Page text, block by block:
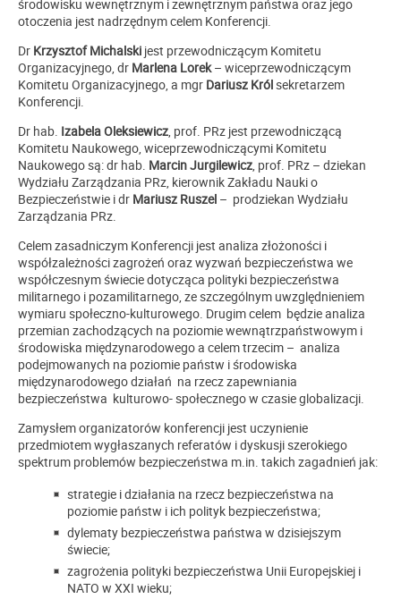
środowisku wewnętrznym i zewnętrznym państwa oraz jego
otoczenia jest nadrzędnym celem Konferencji.
Dr Krzysztof Michalski jest przewodniczącym Komitetu
Organizacyjnego, dr Marlena Lorek– wiceprzewodniczącym
Komitetu Organizacyjnego, a mgr Dariusz Królsekretarzem
Konferencji.
Dr hab. Izabela Oleksiewicz , prof. PRz jest przewodniczącą
Komitetu Naukowego, wiceprzewodniczącymi Komitetu
Naukowego są: dr hab. Marcin Jurgilewicz , prof. PRz – dziekan
Wydziału Zarządzania PRz, kierownik Zakładu Nauki o
Bezpieczeństwie i dr Mariusz Ruszel – prodziekan Wydziału
Zarządzania PRz.
Celem zasadniczym Konferencji jest analiza złożoności i
współzależności zagrożeń oraz wyzwań bezpieczeństwa we
współczesnym świecie dotycząca polityki bezpieczeństwa
militarnego i pozamilitarnego, ze szczególnym uwzględnieniem
wymiaru społeczno-kulturowego. Drugim celem będzie analiza
przemian zachodzących na poziomie wewnątrzpaństwowym i
środowiska międzynarodowego a celem trzecim – analiza
podejmowanych na poziomie państw i środowiska
międzynarodowego działań na rzecz zapewniania
bezpieczeństwa kulturowo- społecznego w czasie globalizacji.
Zamysłem organizatorów konferencji jest uczynienie
przedmiotem wygłaszanych referatów i dyskusji szerokiego
spektrum problemów bezpieczeństwa m.in. takich zagadnień jak:
strategie i działania na rzecz bezpieczeństwa na
poziomie państw i ich polityk bezpieczeństwa;
dylematy bezpieczeństwa państwa w dzisiejszym
świecie;
zagrożenia polityki bezpieczeństwa Unii Europejskiej i
NATO w XXI wieku;